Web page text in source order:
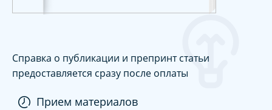
Справка о публикации и препринт статьи
предоставляется сразу после оплаты
Прием материалов